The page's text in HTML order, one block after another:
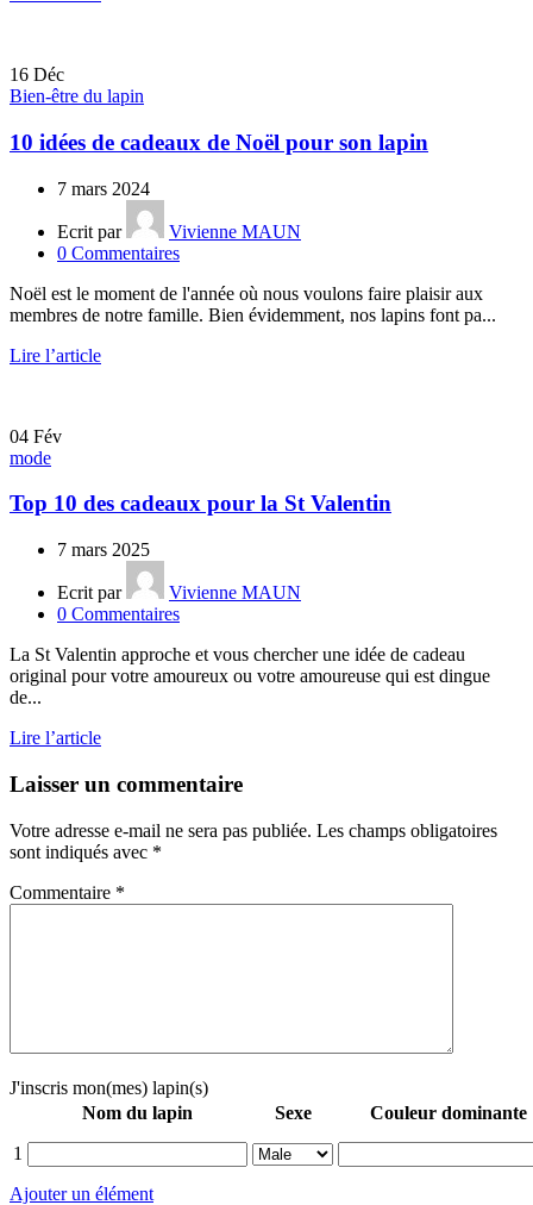
16 Déc
Bien-être du lapin
10 idées de cadeaux de Noël pour son lapin
7 mars 2024
Ecrit par
Vivienne MAUN
0 Commentaires
Noël est le moment de l'année où nous voulons faire plaisir aux
membres de notre famille. Bien évidemment, nos lapins font pa...
Lire l’article
04 Fév
mode
Top 10 des cadeaux pour la St Valentin
7 mars 2025
Ecrit par
Vivienne MAUN
0 Commentaires
La St Valentin approche et vous chercher une idée de cadeau
original pour votre amoureux ou votre amoureuse qui est dingue
de...
Lire l’article
Laisser un commentaire
Votre adresse e-mail ne sera pas publiée. Les champs obligatoires
sont indiqués avec *
Commentaire *
J'inscris mon(mes) lapin(s)
Nom du lapin
Sexe
Couleur dominante
1
Ajouter un élément